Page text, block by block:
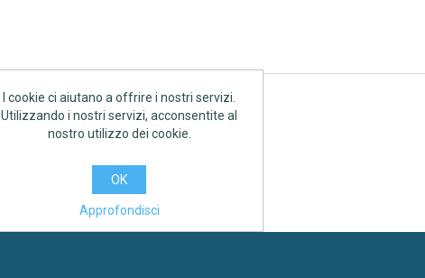
I cookie ci aiutano a offrire i nostri servizi.
Utilizzando i nostri servizi, acconsentite al
nostro utilizzo dei cookie.
OK
Approfondisci